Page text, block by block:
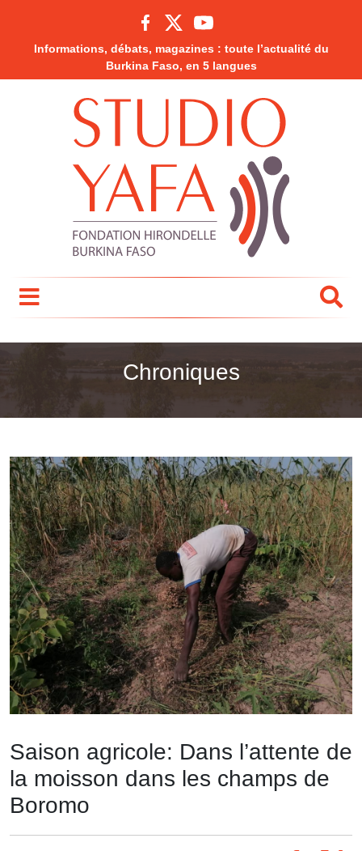
Informations, débats, magazines : toute l’actualité du
Burkina Faso, en 5 langues
Chroniques
Saison agricole: Dans l’attente de
la moisson dans les champs de
Boromo